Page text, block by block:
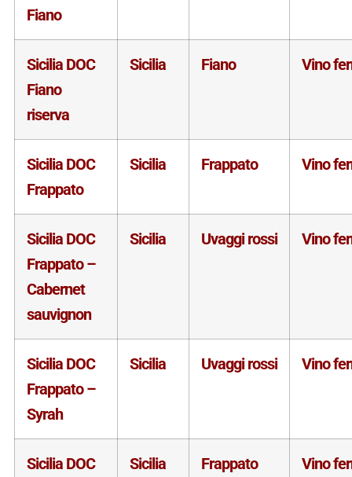
Fiano
Sicilia DOC
Fiano
riserva
Sicilia Fiano Vino
Sicilia DOC
Frappato
Sicilia Frappato Vino
Sicilia DOC
Frappato –
Cabernet
sauvignon
Sicilia Uvaggi rossi Vino
Sicilia DOC
Frappato –
Syrah
Sicilia Uvaggi rossi Vino
Sicilia DOC
Sicilia Frappato Vino